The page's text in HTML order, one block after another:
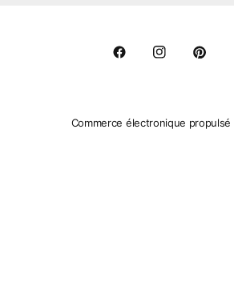
Commerce électronique propulsé